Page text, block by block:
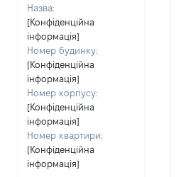
Назва:
[Конфіденційна
інформація]
Номер будинку:
[Конфіденційна
інформація]
Номер корпусу:
[Конфіденційна
інформація]
Номер квартири:
[Конфіденційна
інформація]